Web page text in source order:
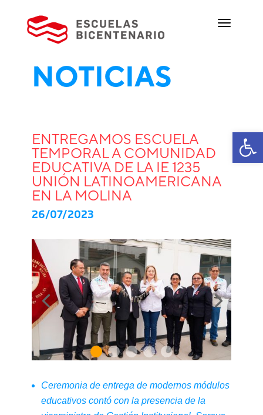
NOTICIAS
ENTREGAMOS ESCUELA
TEMPORAL A COMUNIDAD
EDUCATIVA DE LA IE 1235
UNIÓN LATINOAMERICANA
EN LA MOLINA
26/07/2023
Ceremonia de entrega de modernos módulos
educativos contó con la presencia de la